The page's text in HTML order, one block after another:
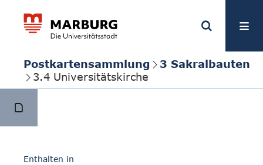
Postkartensammlung
3 Sakralbauten
3.4 Universitätskirche
Enthalten in